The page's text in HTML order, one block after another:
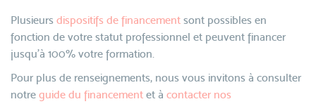
Plusieurs dispositifs de financement sont possibles en
fonction de votre statut professionnel et peuvent financer
jusqu’à 100% votre formation.
Pour plus de renseignements, nous vous invitons à consulter
notre guide du financement et à contacter nos